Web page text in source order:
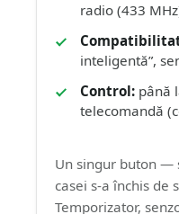
radio (433
inteligentă”,
Control: până
telecomandă
Un singur buton —
casei s-a închis de
Temporizator,